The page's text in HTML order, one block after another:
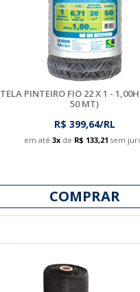
TELA PINTEIRO FIO 22 X 1 -
50 MT)
R$ 399,64/RL
em até 3xde R$ 133,21 sem
COMPRAR